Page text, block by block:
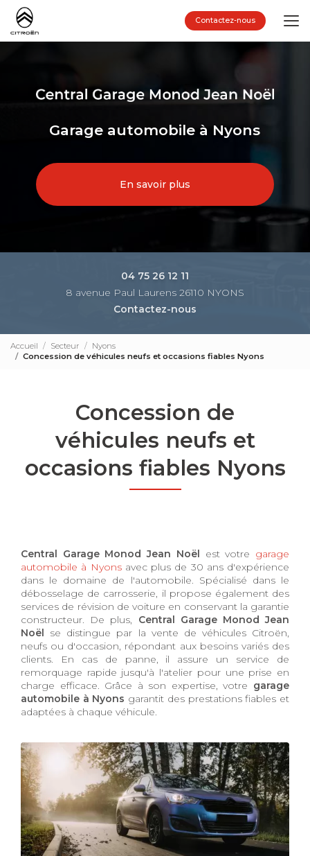
Aller
contenu
principal
Contactez-nous
Garage automobile à Nyons
En savoir plus
04 75 26 12 11
8 avenue Paul Laurens 26110 NYONS
Contactez-nous
Accueil Secteur
Nyons
Concession de véhicules neufs et occasions fiables Nyons
Concession de
véhicules neufs et
occasions fiables Nyons
Central Garage Monod Jean Noël est votre garage
automobile à Nyonsavec plus de 30 ans d'expérience
dans le domaine de l'automobile. Spécialisé dans le
débosselage de carrosserie, il propose également des
services de révision de voiture en conservant la garantie
constructeur. De plus, Central Garage Monod Jean
Noël se distingue par la vente de véhicules Citroën,
neufs ou d'occasion, répondant aux besoins variés des
clients. En cas de panne, il assure un service de
remorquage rapide jusqu'à l'atelier pour une prise en
charge efficace. Grâce à son expertise, votre garage
automobile à Nyons garantit des prestations fiables et
adaptées à chaque véhicule.